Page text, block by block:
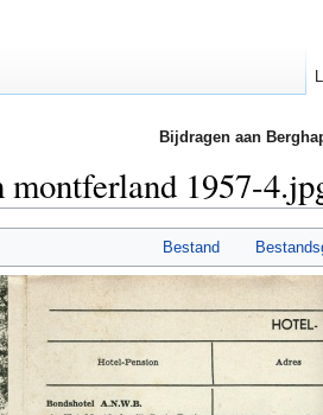
Bijdragen aan
1957-
Bestand